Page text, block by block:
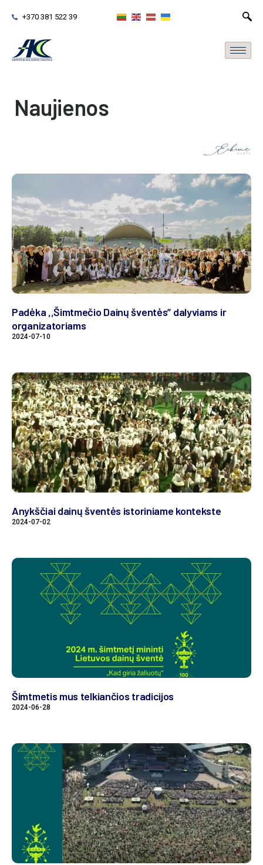
+370 381 522 39
Naujienos
Padėka ,,Šimtmečio Dainų šventės” dalyviams ir
organizatoriams
2024-07-10
Anykščiai dainų šventės istoriniame kontekste
2024-07-02
Šimtmetis mus telkiančios tradicijos
2024-06-28